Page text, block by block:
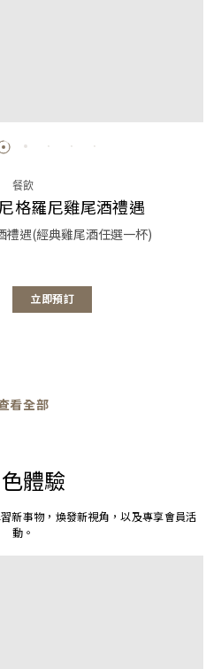
餐飲
格羅尼雞尾酒禮遇
禮遇(經典雞尾酒任選一杯)
立即預訂
看全部
體驗
新事物，煥發新視角，以及專享會員活
動。